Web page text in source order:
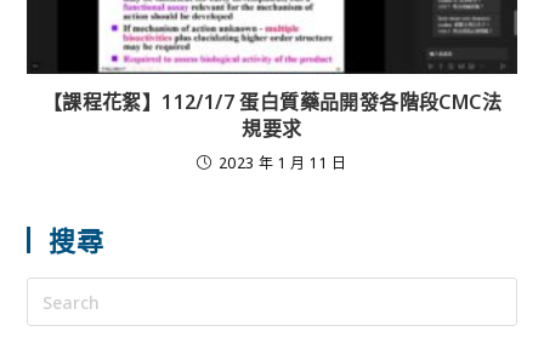
【課程花絮】112/1/7 蛋白質藥品開發各階段CMC法
規要求
2023 年 1 月 11 日
搜尋